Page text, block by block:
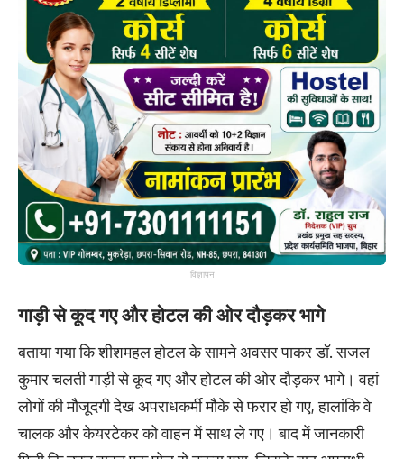
विज्ञापन
गाड़ी से कूद गए और होटल की ओर दौड़कर भागे
बताया गया कि शीशमहल होटल के सामने अवसर पाकर डॉ. सजल
कुमार चलती गाड़ी से कूद गए और होटल की ओर दौड़कर भागे। वहां
लोगों की मौजूदगी देख अपराधकर्मी मौके से फरार हो गए, हालांकि वे
चालक और केयरटेकर को वाहन में साथ ले गए। बाद में जानकारी